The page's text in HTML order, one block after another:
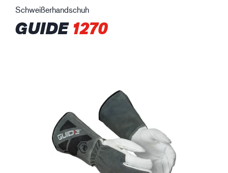
Schweißerhandschuh
GUIDE1270